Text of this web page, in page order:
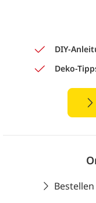
DIY-
Deko-